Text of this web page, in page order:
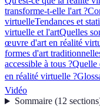
transforme-t-elle l'art ?
virtuelleTendances et
virtuelle et l'artQuelles
œuvre d'art en réalité
formes d'art
accessible à tous ?Quelle
en réalité virtuelle ?
Vidéo
Sommaire(12 sections